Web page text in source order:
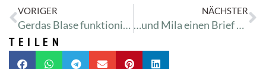
VORIGER
Gerdas Blase funktioniert nicht richtig
NÄCHSTER
…und Mila einen Brief schreiben.
TEILEN